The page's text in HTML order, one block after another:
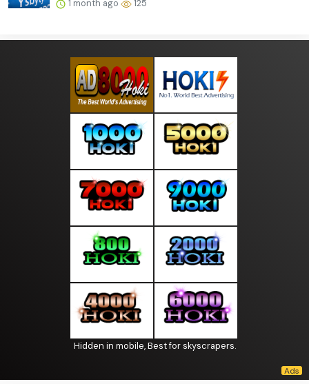
1 month ago 125
Hidden in mobile, Best for skyscrapers.